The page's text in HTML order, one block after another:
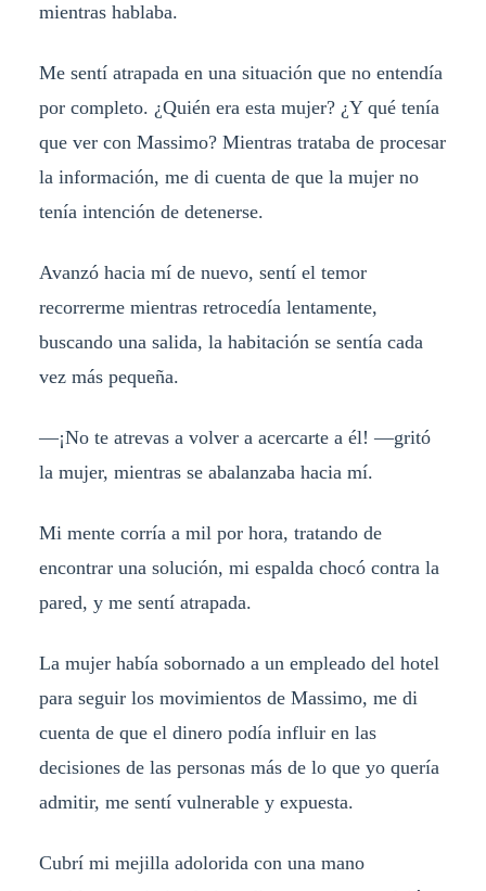
mientras hablaba.
Me sentí atrapada en una situación que no entendía
por completo. ¿Quién era esta mujer? ¿Y qué tenía
que ver con Massimo? Mientras trataba de procesar
la información, me di cuenta de que la mujer no
tenía intención de detenerse.
Avanzó hacia mí de nuevo, sentí el temor
recorrerme mientras retrocedía lentamente,
buscando una salida, la habitación se sentía cada
vez más pequeña.
—¡No te atrevas a volver a acercarte a él! —gritó
la mujer, mientras se abalanzaba hacia mí.
Mi mente corría a mil por hora, tratando de
encontrar una solución, mi espalda chocó contra la
pared, y me sentí atrapada.
La mujer había sobornado a un empleado del hotel
para seguir los movimientos de Massimo, me di
cuenta de que el dinero podía influir en las
decisiones de las personas más de lo que yo quería
admitir, me sentí vulnerable y expuesta.
Cubrí mi mejilla adolorida con una mano